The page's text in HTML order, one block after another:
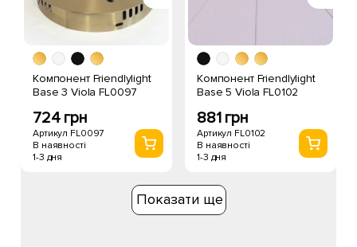
Компонент Friendlylight
Base 3 Viola FL0097
724 грн
Артикул FL0097
В наявності
1-3 дня
Компонент Friendlylight
Base 5 Viola FL0102
881 грн
Артикул FL0102
В наявності
1-3 дня
Показати ще